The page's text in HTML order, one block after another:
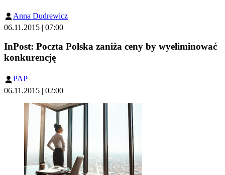
Anna Dudrewicz
06.11.2015 | 07:00
InPost: Poczta Polska zaniża ceny by wyeliminować
konkurencję
PAP
06.11.2015 | 02:00